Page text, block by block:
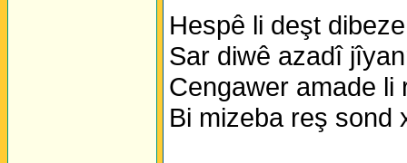
Hespê li deşt
Sar diwê azadî
Cengawer amade li
Bi mizeba reş sond